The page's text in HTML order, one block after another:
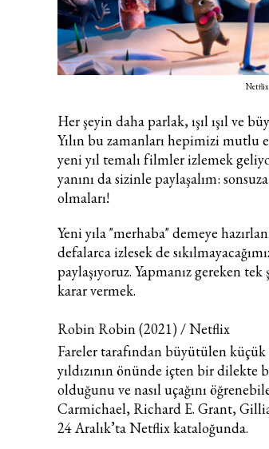
Netflix
Her şeyin daha parlak, ışıl ışıl ve
Yılın bu zamanları hepimizi mutlu
yeni yıl temalı filmler izlemek
yanını da sizinle paylaşalım:
olmaları!
Yeni yıla "merhaba" demeye
defalarca izlesek de
paylaşıyoruz. Yapmanız gereken
karar vermek.
Robin Robin (2021) / Netflix
Fareler tarafından büyütülen
yıldızının önünde içten bir
olduğunu ve nasıl uçağını
Carmichael, Richard E. Grant,
24 Aralık’ta Netflix kataloğunda.